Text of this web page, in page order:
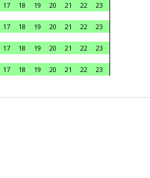
17 18 19 20 21 22
23
17 18 19 20 21 22
23
17 18 19 20 21 22
23
17 18 19 20 21 22
23